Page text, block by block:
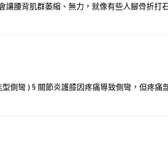
腰背肌群萎縮、無力，就像有些人腳骨折
側彎 ) § 關節炎護膝因疼痛導致側彎，但疼